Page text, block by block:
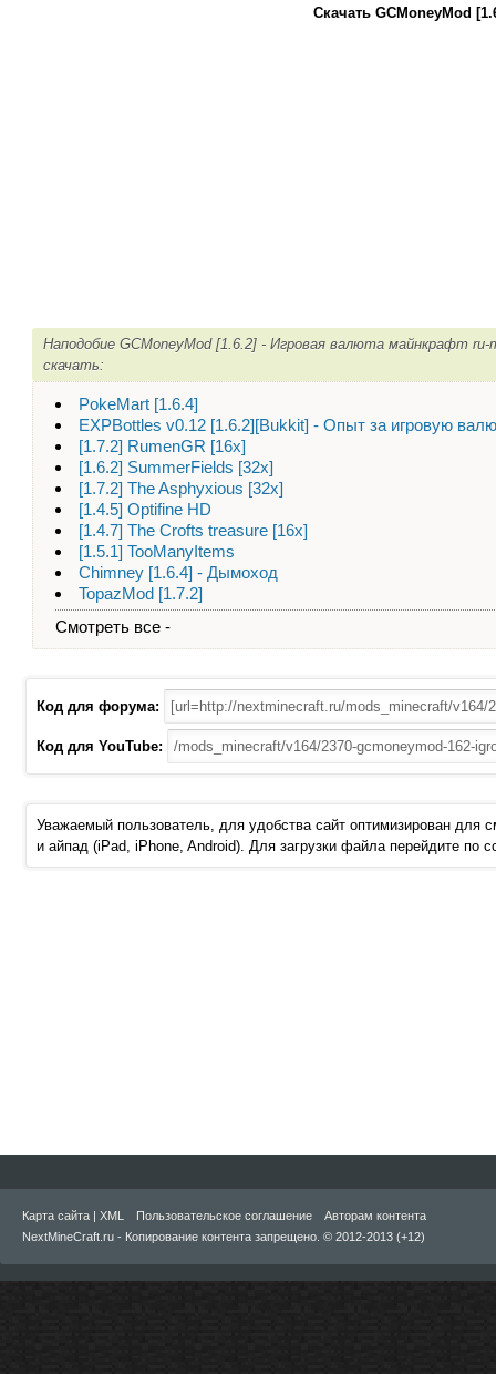
Скачать GCMoneyMod
Наподобие GCMoneyMod [1.6.2] - Игровая валюта майнкрафт ru-
скачать:
PokeMart [1.6.4]
EXPBottles v0.12 [1.6.2][Bukkit] - Опыт за игровую
[1.7.2] RumenGR [16x]
[1.6.2] SummerFields [32x]
[1.7.2] The Asphyxious [32x]
[1.4.5] Optifine HD
[1.4.7] The Crofts treasure [16x]
[1.5.1] TooManyItems
Chimney [1.6.4] - Дымоход
TopazMod [1.7.2]
Смотреть все -
Код для форума:
Код для YouTube:
Уважаемый пользователь, для удобства сайт оптимизирован для
и айпад (iPad, iPhone, Android). Для загрузки файла перейдите по
Карта сайта XML Пользовательское соглашение
Авторам контента
NextMineCraft.ru - Копирование контента запрещено. © 2012-2013 (+12)